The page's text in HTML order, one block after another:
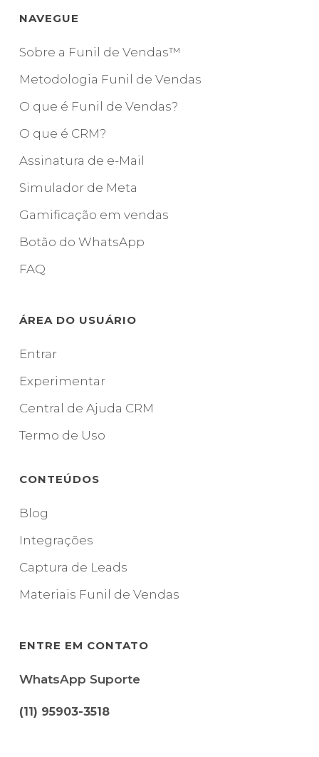
NAVEGUE
Sobre a Funil de Vendas™
Metodologia Funil de Vendas
O que é Funil de Vendas?
O que é CRM?
Assinatura de e-Mail
Simulador de Meta
Gamificação em vendas
Botão do WhatsApp
FAQ
ÁREA DO USUÁRIO
Entrar
Experimentar
Central de Ajuda CRM
Termo de Uso
CONTEÚDOS
Blog
Integrações
Captura de Leads
Materiais Funil de Vendas
ENTRE EM CONTATO
WhatsApp Suporte
(11) 95903-3518